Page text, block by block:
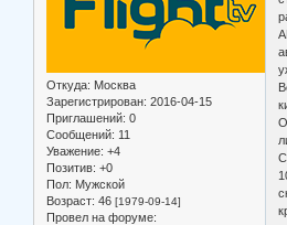
Откуда: Москва
Зарегистрирован: 2016-04-15
Приглашений: 0
Сообщений: 11
Уважение: +4
Позитив: +0
Пол: Мужской
Возраст: 46 [1979-09-14]
Провел на форуме: